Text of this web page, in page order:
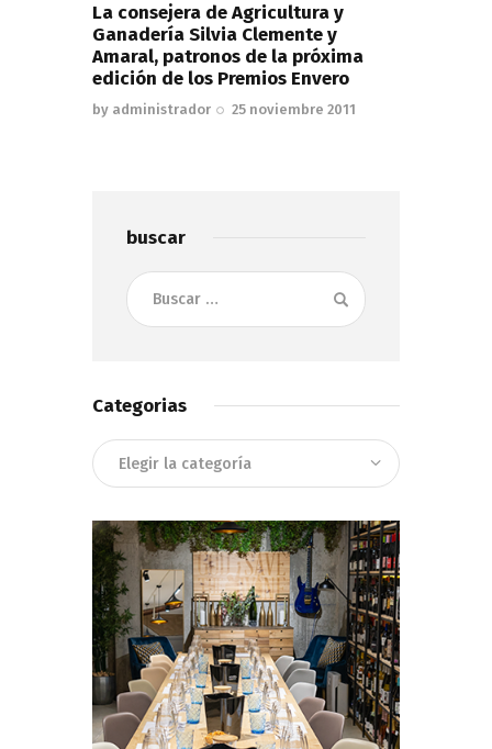
La consejera de Agricultura y
Ganadería Silvia Clemente y
Amaral, patronos de la próxima
edición de los Premios Envero
by administrador 25 noviembre 2011
buscar
Buscar:
Categorias
Categorias